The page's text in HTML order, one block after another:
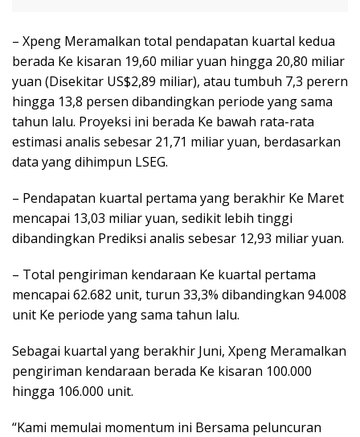
– Xpeng Meramalkan total pendapatan kuartal kedua
berada Ke kisaran 19,60 miliar yuan hingga 20,80 miliar
yuan (Disekitar US$2,89 miliar), atau tumbuh 7,3 perern
hingga 13,8 persen dibandingkan periode yang sama
tahun lalu. Proyeksi ini berada Ke bawah rata-rata
estimasi analis sebesar 21,71 miliar yuan, berdasarkan
data yang dihimpun LSEG.
– Pendapatan kuartal pertama yang berakhir Ke Maret
mencapai 13,03 miliar yuan, sedikit lebih tinggi
dibandingkan Prediksi analis sebesar 12,93 miliar yuan.
– Total pengiriman kendaraan Ke kuartal pertama
mencapai 62.682 unit, turun 33,3% dibandingkan 94.008
unit Ke periode yang sama tahun lalu.
Sebagai kuartal yang berakhir Juni, Xpeng Meramalkan
pengiriman kendaraan berada Ke kisaran 100.000
hingga 106.000 unit.
“Kami memulai momentum ini Bersama peluncuran